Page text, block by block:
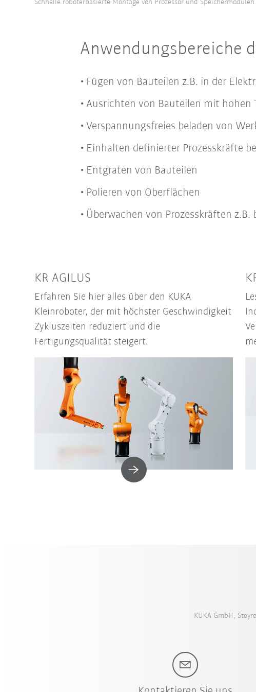
Schnelle roboterbasierte Montage von Prozessor und
Anwendungsbereiche
Fügen von Bauteilen z.B. in der
Ausrichten von Bauteilen mit hohen
Verspannungsfreies beladen von
Einhalten definierter Prozesskräfte
Entgraten von Bauteilen
Polieren von Oberflächen
Überwachen von Prozesskräften z.B.
KR AGILUS
Erfahren Sie hier alles über den KUKA
Kleinroboter, der mit höchster Geschwindigkeit
Zykluszeiten reduziert und die
Fertigungsqualität steigert.
KUKA GmbH,